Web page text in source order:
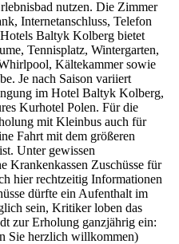
nutzen. Die Zimmer
Internetanschluss, Telefon
Baltyk Kolberg bietet
Tennisplatz, Wintergarten,
Kältekammer sowie
Je nach Saison variiert
im Hotel Baltyk Kolberg,
Kurhotel Polen. Für die
mit Kleinbus auch für
Fahrt mit dem größeren
Unter gewissen
Krankenkassen Zuschüsse für
hier rechtzeitig Informationen
dürfte ein Aufenthalt im
sein, Kritiker loben das
zur Erholung ganzjährig ein:
Sie herzlich willkommen)